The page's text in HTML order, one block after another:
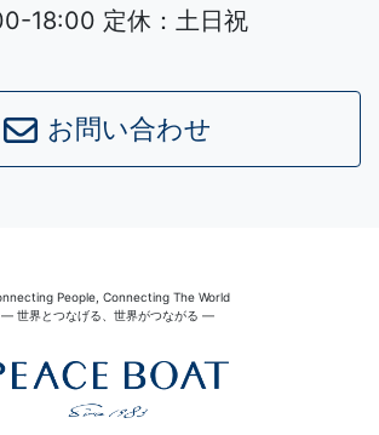
18:00 定休：土日祝
お問い合わせ
People, Connecting The World
― 世界とつなげる、世界がつながる ―